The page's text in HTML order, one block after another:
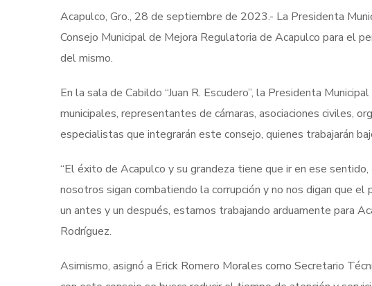
Acapulco, Gro., 28 de septiembre de 2023.- La Presidenta
Consejo Municipal de Mejora Regulatoria de Acapulco para
del mismo.
En la sala de Cabildo “Juan R. Escudero”, la Presidenta
municipales, representantes de cámaras, asociaciones civiles,
especialistas que integrarán este consejo, quienes trabajarán
“El éxito de Acapulco y su grandeza tiene que ir en ese
nosotros sigan combatiendo la corrupción y no nos digan que
un antes y un después, estamos trabajando arduamente para
Rodríguez.
Asimismo, asignó a Erick Romero Morales como Secretario